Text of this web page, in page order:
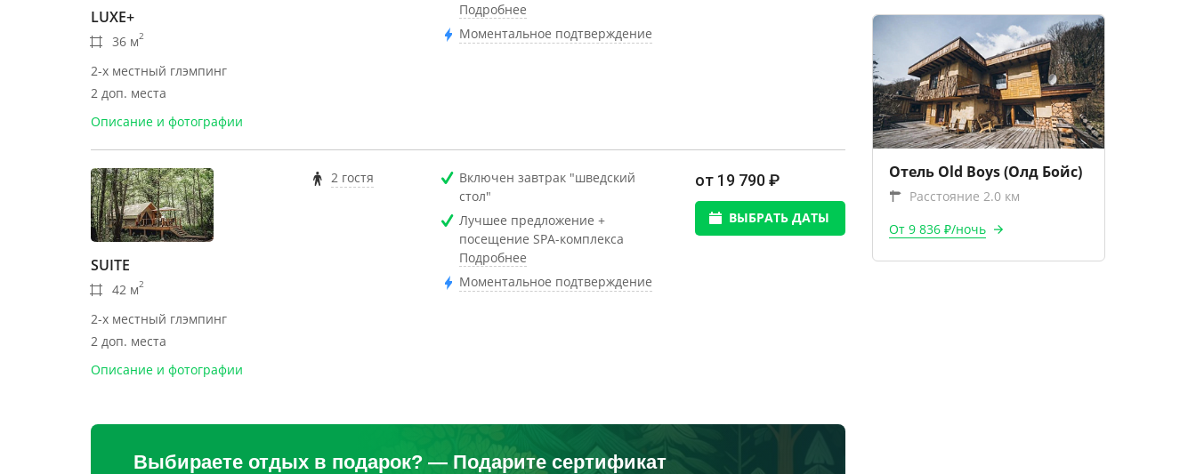
LUXE+
36 м2
2-х местный глэмпинг
2 доп. места
Описание и фотографии
Подробнее
Моментальное подтверждение
SUITE
42 м2
2-х местный глэмпинг
2 доп. места
Описание и фотографии
2 гостя
Включен завтрак "шведский
стол"
Лучшее предложение +
посещение SPA-комплекса
Подробнее
Моментальное подтверждение
от 19 790 ₽
ВЫБРАТЬ ДАТЫ
Выбираете отдых в подарок? — Подарите сертификат
Отель Old Boys (Олд Бойс)
Расстояние 2.0 км
От 9 836 ₽/ночь